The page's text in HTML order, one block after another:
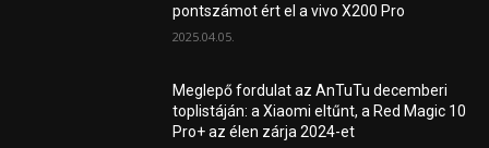
pontszámot ért el a vivo X200 Pro
2025.04.05.
Meglepő fordulat az AnTuTu decemberi
toplistáján: a Xiaomi eltűnt, a Red Magic 10
Pro+ az élen zárja 2024-et